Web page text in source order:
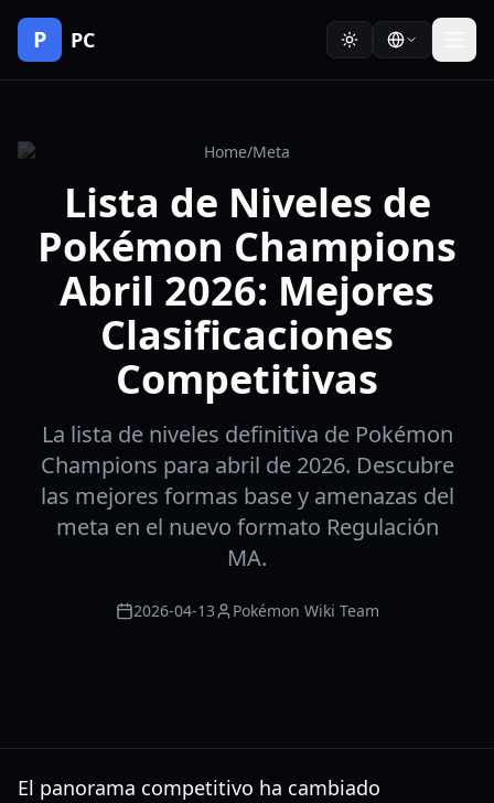
P PC
Home/Meta
Lista de Niveles de
Pokémon Champions
Abril 2026: Mejores
Clasificaciones
Competitivas
La lista de niveles definitiva de Pokémon
Champions para abril de 2026. Descubre
las mejores formas base y amenazas del
meta en el nuevo formato Regulación
MA.
2026-04-13 Pokémon Wiki Team
El panorama competitivo ha cambiado